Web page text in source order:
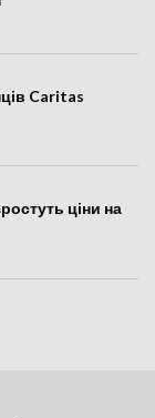
Caritas
ціни на